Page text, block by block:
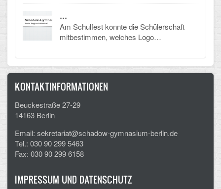
…
Am Schulfest konnte die Schülerschaft
mitbestimmen, welches Logo…
KONTAKTINFORMATIONEN
Beuckestraße 27-29
14163 Berlin
Email: sekretariat@schadow-gymnasium-berlin.de
Tel.: 030 90 299 5463
Fax: 030 90 299 6158
IMPRESSUM UND DATENSCHUTZ